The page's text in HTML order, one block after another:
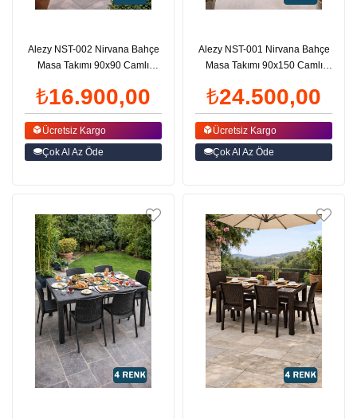
Alezy NST-002 Nirvana Bahçe
Masa Takımı 90x90 Camlı
₺16.900,00
Ücretsiz Kargo
Çok Al Az Öde
Alezy NST-001 Nirvana Bahçe
Masa Takımı 90x150 Camlı
₺24.500,00
Ücretsiz Kargo
Çok Al Az Öde